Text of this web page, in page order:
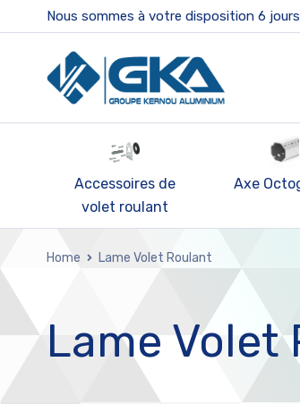
Nous sommes à votre disposition 6
Accessoires de
volet roulant
Axe
Home Lame Volet Roulant
Lame Volet